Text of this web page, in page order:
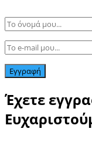
Εγγραφή
Έχετε